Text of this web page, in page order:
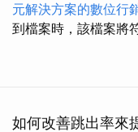
元解決方案的數位行
到檔案時，該檔案將
如何改善跳出率來